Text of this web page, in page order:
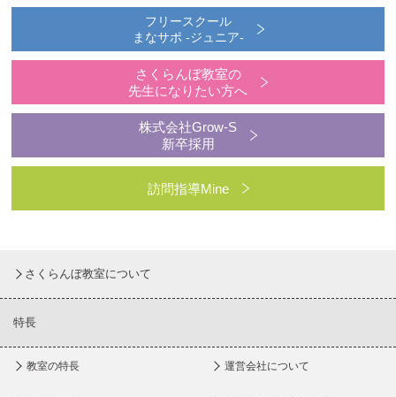
フリースクール
まなサポ -ジュニア-
さくらんぼ教室の
先生になりたい方へ
株式会社Grow-S
新卒採用
訪問指導Mine
さくらんぼ教室について
特長
教室の特長 運営会社について